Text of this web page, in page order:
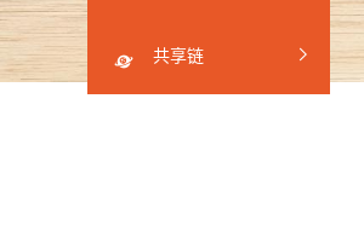
共享链